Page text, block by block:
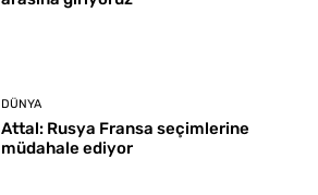
DÜNYA
Attal: Rusya Fransa seçimlerine
müdahale ediyor